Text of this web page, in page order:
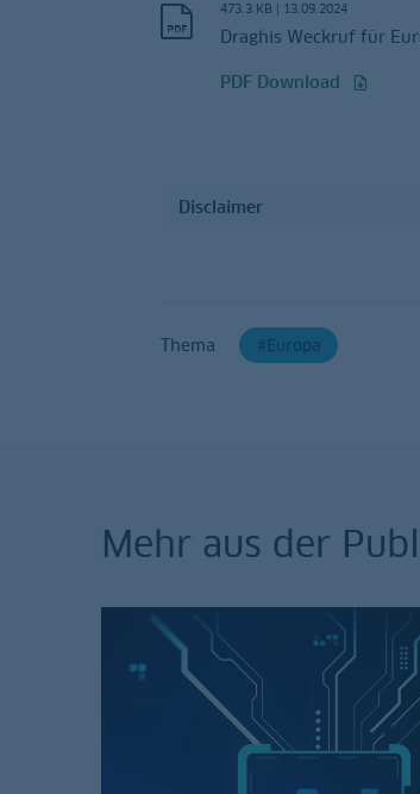
473.3 KB | 13.09.2024
Draghis Weckruf für
PDF Download
Disclaimer
Thema Europa
Mehr aus der